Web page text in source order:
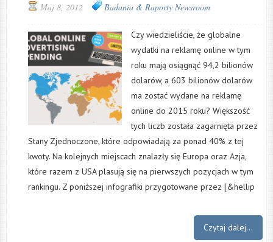
Maj 8, 2012 Badania & Raporty Newsroom
Czy wiedzieliście, że globalne
wydatki na reklamę online w tym
roku mają osiągnąć 94,2 bilionów
dolarów, a 603 bilionów dolarów
ma zostać wydane na reklamę
online do 2015 roku? Większość
tych liczb została zagarnięta przez
Stany Zjednoczone, które odpowiadają za ponad 40% z tej
kwoty. Na kolejnych miejscach znalazły się Europa oraz Azja,
które razem z USA plasują się na pierwszych pozycjach w tym
rankingu. Z poniższej infografiki przygotowane przez [&hellip
Czytaj dalej...